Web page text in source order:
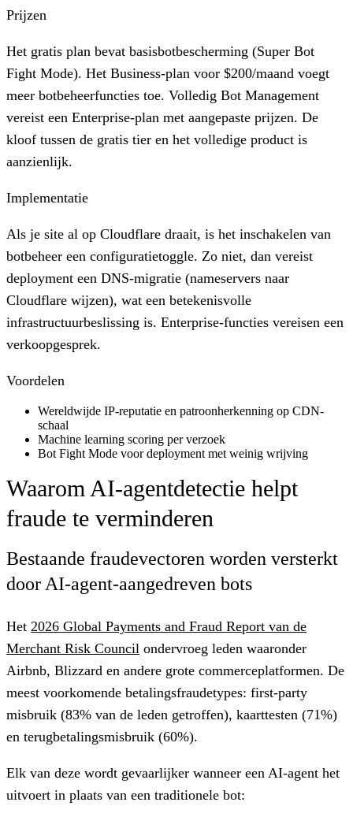
Prijzen
Het gratis plan bevat basisbotbescherming (Super Bot
Fight Mode). Het Business-plan voor $200/maand voegt
meer botbeheerfuncties toe. Volledig Bot Management
vereist een Enterprise-plan met aangepaste prijzen. De
kloof tussen de gratis tier en het volledige product is
aanzienlijk.
Implementatie
Als je site al op Cloudflare draait, is het inschakelen van
botbeheer een configuratietoggle. Zo niet, dan vereist
deployment een DNS-migratie (nameservers naar
Cloudflare wijzen), wat een betekenisvolle
infrastructuurbeslissing is. Enterprise-functies vereisen een
verkoopgesprek.
Voordelen
Wereldwijde IP-reputatie en patroonherkenning op CDN-
schaal
Machine learning scoring per verzoek
Bot Fight Mode voor deployment met weinig wrijving
Waarom AI-agentdetectie helpt
fraude te verminderen
Bestaande fraudevectoren worden versterkt
door AI-agent-aangedreven bots
Het 2026 Global Payments and Fraud Report van de
Merchant Risk Council ondervroeg leden waaronder
Airbnb, Blizzard en andere grote commerceplatformen. De
meest voorkomende betalingsfraudetypes: first-party
misbruik (83% van de leden getroffen), kaarttesten (71%)
en terugbetalingsmisbruik (60%).
Elk van deze wordt gevaarlijker wanneer een AI-agent het
uitvoert in plaats van een traditionele bot: